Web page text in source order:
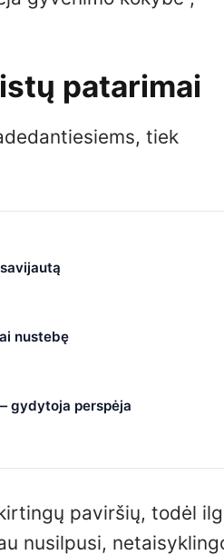
patarimai
tiek
nustebę
gydytoja perspėja
paviršių, todėl
nusilpusi,